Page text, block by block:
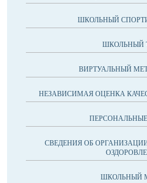
ШКОЛЬНЫЙ
ШКОЛЬНЫЙ
ВИРТУАЛЬНЫЙ
НЕЗАВИСИМАЯ ОЦЕНКА
СВЕДЕНИЯ ОБ
ШКОЛЬНЫЙ